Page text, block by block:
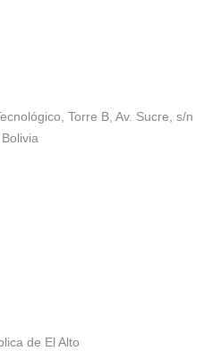
Torre B, Av. Sucre, s/n
de El Alto